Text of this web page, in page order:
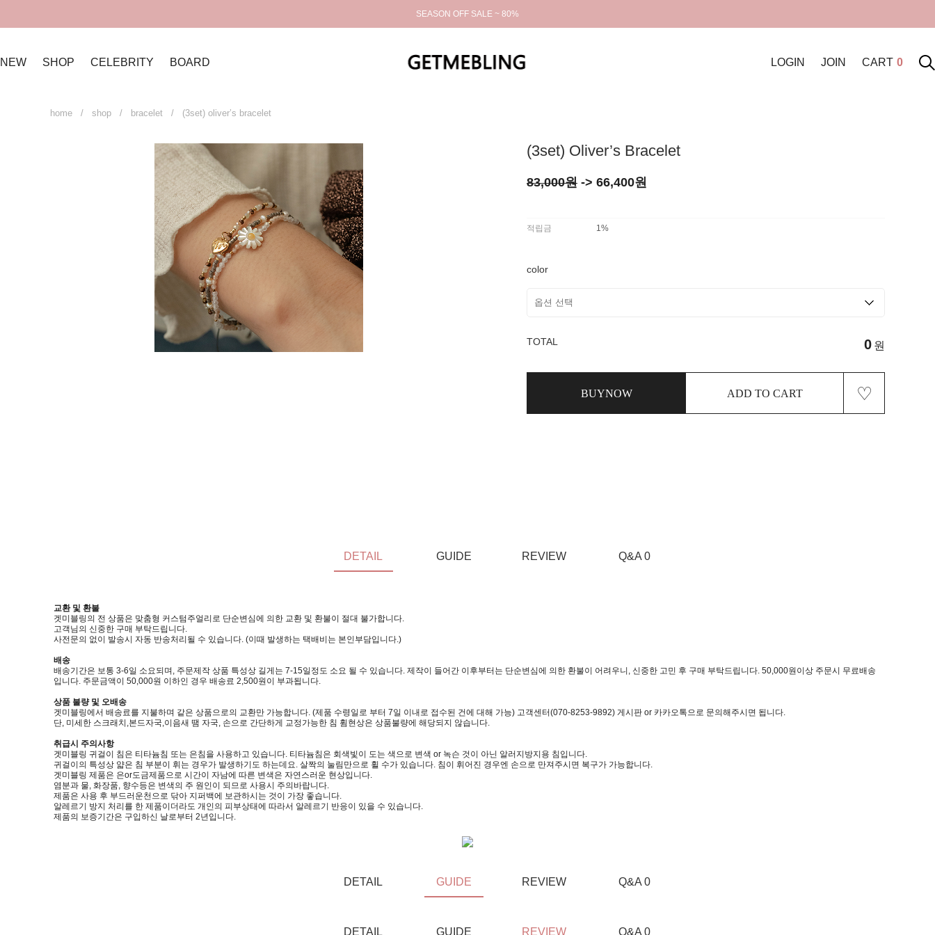
SEASON OFF SALE ~ 80%
NEW SHOP CELEBRITY BOARD LOGIN JOIN CART 0
home / shop / bracelet / (3set) oliver’s bracelet
(3set) Oliver’s Bracelet
83,000원 -> 66,400원
적립금 1%
color
TOTAL 0 원
BUYNOW ADD TO CART ♡
DETAIL GUIDE REVIEW Q&A 0
교환 및 환불
겟미블링의 전 상품은 맞춤형 커스텀주얼리로 단순변심에 의한 교환 및 환불이 절대 불가합니다.
고객님의 신중한 구매 부탁드립니다.
사전문의 없이 발송시 자동 반송처리될 수 있습니다. (이때 발생하는 택배비는 본인부담입니다.)
배송
배송기간은 보통 3-6일 소요되며, 주문제작 상품 특성상 길게는 7-15일정도 소요 될 수 있습니다. 제작이 들어간 이후부터는 단순변심에 의한 환불이 어려우니, 신중한 고민 후 구매 부탁드립니다. 50,000원이상 주문시 무료배송
입니다. 주문금액이 50,000원 이하인 경우 배송료 2,500원이 부과됩니다.
상품 불량 및 오배송
겟미블링에서 배송료를 지불하며 같은 상품으로의 교환만 가능합니다. (제품 수령일로 부터 7일 이내로 접수된 건에 대해 가능) 고객센터(070-8253-9892) 게시판 or 카카오톡으로 문의해주시면 됩니다.
단, 미세한 스크래치,본드자국,이음새 땜 자국, 손으로 간단하게 교정가능한 침 휨현상은 상품불량에 해당되지 않습니다.
취급시 주의사항
겟미블링 귀걸이 침은 티타늄침 또는 은침을 사용하고 있습니다. 티타늄침은 회색빛이 도는 색으로 변색 or 녹슨 것이 아닌 알러지방지용 침입니다.
귀걸이의 특성상 얇은 침 부분이 휘는 경우가 발생하기도 하는데요. 살짝의 눌림만으로 휠 수가 있습니다. 침이 휘어진 경우엔 손으로 만져주시면 복구가 가능합니다.
겟미블링 제품은 은or도금제품으로 시간이 자남에 따른 변색은 자연스러운 현상입니다.
염분과 물, 화장품, 향수등은 변색의 주 원인이 되므로 사용시 주의바랍니다.
제품은 사용 후 부드러운천으로 닦아 지퍼백에 보관하시는 것이 가장 좋습니다.
알레르기 방지 처리를 한 제품이더라도 개인의 피부상태에 따라서 알레르기 반응이 있을 수 있습니다.
제품의 보증기간은 구입하신 날로부터 2년입니다.
DETAIL GUIDE REVIEW Q&A 0
DETAIL GUIDE REVIEW Q&A 0